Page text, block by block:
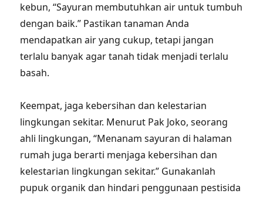
kebun, “Sayuran membutuhkan air untuk tumbuh
dengan baik.” Pastikan tanaman Anda
mendapatkan air yang cukup, tetapi jangan
terlalu banyak agar tanah tidak menjadi terlalu
basah.
Keempat, jaga kebersihan dan kelestarian
lingkungan sekitar. Menurut Pak Joko, seorang
ahli lingkungan, “Menanam sayuran di halaman
rumah juga berarti menjaga kebersihan dan
kelestarian lingkungan sekitar.” Gunakanlah
pupuk organik dan hindari penggunaan pestisida